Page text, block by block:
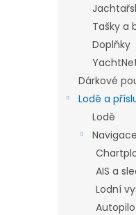
Tašky a
Doplňky
Dárkové
Lodě a
Lodě
AIS a
Lodní